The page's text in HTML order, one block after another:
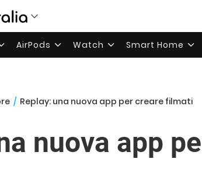
AirPods Watch Smart Home
/ Replay: una nuova app per creare filmati
nuova app